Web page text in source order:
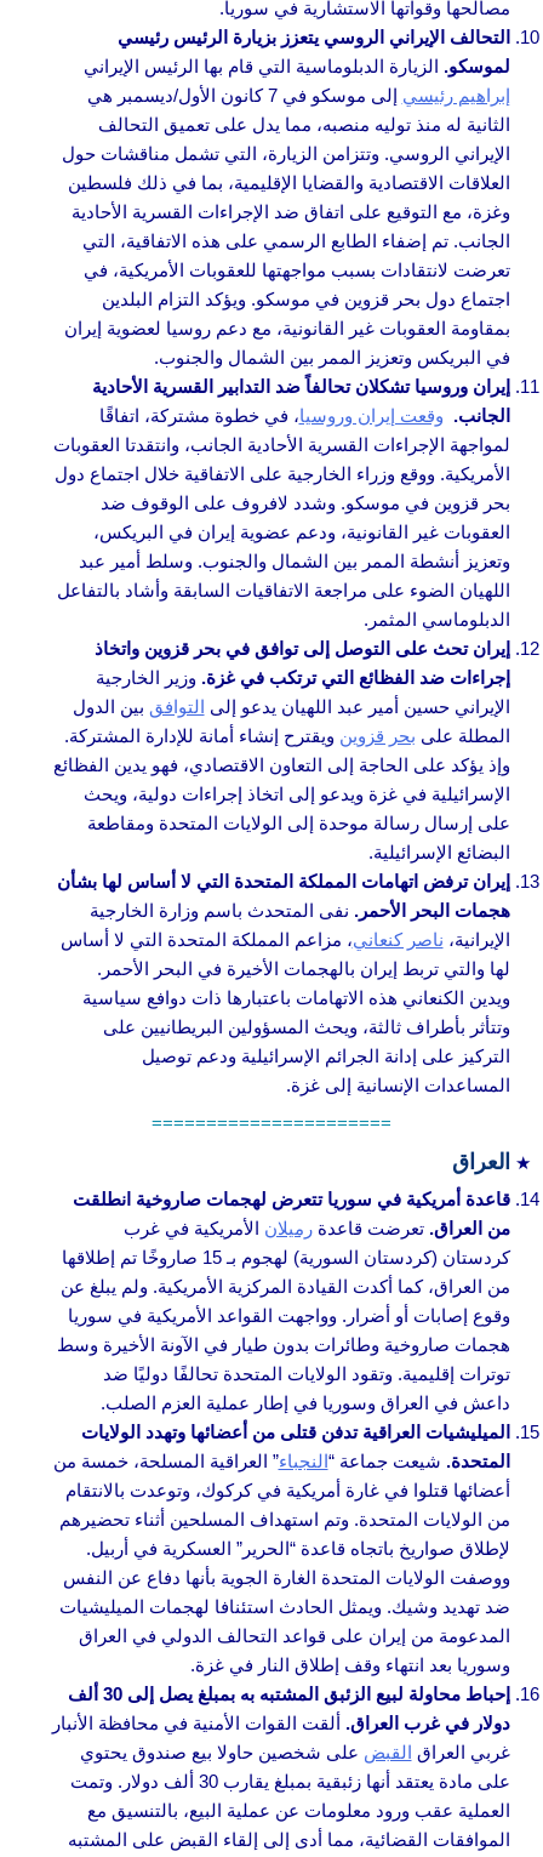
مصالحها وقواتها الاستشارية في سوريا.
التحالف الإيراني الروسي يتعزز بزيارة الرئيس رئيسي
لموسكو. الزيارة الدبلوماسية التي قام بها الرئيس الإيراني
إبراهيم رئيسي
إلى موسكو في 7 كانون الأول/ديسمبر هي
الثانية له منذ توليه منصبه، مما يدل على تعميق التحالف
الإيراني الروسي. وتتزامن الزيارة، التي تشمل مناقشات حول
العلاقات الاقتصادية والقضايا الإقليمية، بما في ذلك فلسطين
وغزة، مع التوقيع على اتفاق ضد الإجراءات القسرية الأحادية
الجانب. تم إضفاء الطابع الرسمي على هذه الاتفاقية، التي
تعرضت لانتقادات بسبب مواجهتها للعقوبات الأمريكية، في
اجتماع دول بحر قزوين في موسكو. ويؤكد التزام البلدين
بمقاومة العقوبات غير القانونية، مع دعم روسيا لعضوية إيران
في البريكس وتعزيز الممر بين الشمال والجنوب.
إيران وروسيا تشكلان تحالفاً ضد التدابير القسرية الأحادية
الجانب. وقعت إيران وروسيا، في خطوة مشتركة، اتفاقًا
لمواجهة الإجراءات القسرية الأحادية الجانب، وانتقدتا العقوبات
الأمريكية. ووقع وزراء الخارجية على الاتفاقية خلال اجتماع دول
بحر قزوين في موسكو. وشدد لافروف على الوقوف ضد
العقوبات غير القانونية، ودعم عضوية إيران في البريكس،
وتعزيز أنشطة الممر بين الشمال والجنوب. وسلط أمير عبد
اللهيان الضوء على مراجعة الاتفاقيات السابقة وأشاد بالتفاعل
الدبلوماسي المثمر.
إيران تحث على التوصل إلى توافق في بحر قزوين واتخاذ
إجراءات ضد الفظائع التي ترتكب في غزة. وزير الخارجية
الإيراني حسين أمير عبد اللهيان يدعو إلى التوافق بين الدول
المطلة على بحر قزوين ويقترح إنشاء أمانة للإدارة المشتركة.
وإذ يؤكد على الحاجة إلى التعاون الاقتصادي، فهو يدين الفظائع
الإسرائيلية في غزة ويدعو إلى اتخاذ إجراءات دولية، ويحث
على إرسال رسالة موحدة إلى الولايات المتحدة ومقاطعة
البضائع الإسرائيلية.
إيران ترفض اتهامات المملكة المتحدة التي لا أساس لها بشأن
هجمات البحر الأحمر. نفى المتحدث باسم وزارة الخارجية
الإيرانية، ناصر كنعاني، مزاعم المملكة المتحدة التي لا أساس
لها والتي تربط إيران بالهجمات الأخيرة في البحر الأحمر.
ويدين الكنعاني هذه الاتهامات باعتبارها ذات دوافع سياسية
وتتأثر بأطراف ثالثة، ويحث المسؤولين البريطانيين على
التركيز على إدانة الجرائم الإسرائيلية ودعم توصيل
المساعدات الإنسانية إلى غزة.
======================
العراق
قاعدة أمريكية في سوريا تتعرض لهجمات صاروخية انطلقت
من العراق.تعرضت قاعدةرميلان الأمريكية في غرب
كردستان (كردستان السورية) لهجوم بـ 15 صاروخًا تم إطلاقها
من العراق، كما أكدت القيادة المركزية الأمريكية. ولم يبلغ عن
وقوع إصابات أو أضرار. وواجهت القواعد الأمريكية في سوريا
هجمات صاروخية وطائرات بدون طيار في الآونة الأخيرة وسط
توترات إقليمية. وتقود الولايات المتحدة تحالفًا دوليًا ضد
داعش في العراق وسوريا في إطار عملية العزم الصلب.
الميليشيات العراقية تدفن قتلى من أعضائها وتهدد الولايات
المتحدة. شيعت جماعة “النجباء” العراقية المسلحة، خمسة من
أعضائها قتلوا في غارة أمريكية في كركوك، وتوعدت بالانتقام
من الولايات المتحدة. وتم استهداف المسلحين أثناء تحضيرهم
لإطلاق صواريخ باتجاه قاعدة “الحرير” العسكرية في أربيل.
ووصفت الولايات المتحدة الغارة الجوية بأنها دفاع عن النفس
ضد تهديد وشيك. ويمثل الحادث استئنافا لهجمات الميليشيات
المدعومة من إيران على قواعد التحالف الدولي في العراق
وسوريا بعد انتهاء وقف إطلاق النار في غزة.
إحباط محاولة لبيع الزئبق المشتبه به بمبلغ يصل إلى 30 ألف
دولار في غرب العراق. ألقت القوات الأمنية في محافظة الأنبار
غربي العراق القبض على شخصين حاولا بيع صندوق يحتوي
على مادة يعتقد أنها زئبقية بمبلغ يقارب 30 ألف دولار. وتمت
العملية عقب ورود معلومات عن عملية البيع، بالتنسيق مع
الموافقات القضائية، مما أدى إلى إلقاء القبض على المشتبه